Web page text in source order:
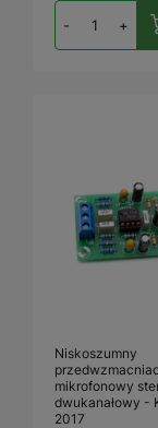
- +
Niskoszumny
mikrofonowy
dwukanałowy -
2017